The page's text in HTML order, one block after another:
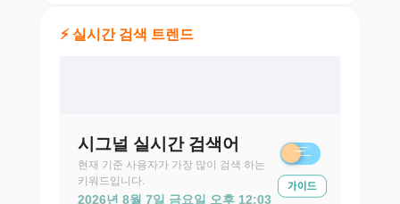
⚡ 실시간 검색 트렌드